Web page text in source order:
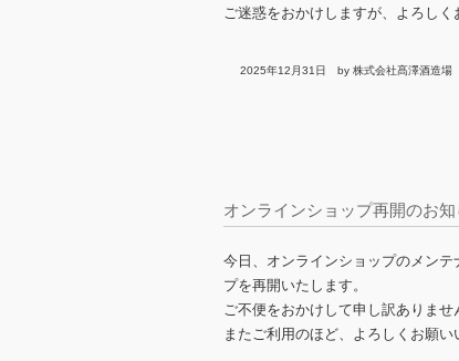
ご迷惑をおかけしますが、よろしく
2025年12月31日 by 株式会社髙澤酒造場
オンラインショップ再開のお
今日、オンラインショップのメン
プを再開いたします。
ご不便をおかけして申し訳ありませ
またご利用のほど、よろしくお願い